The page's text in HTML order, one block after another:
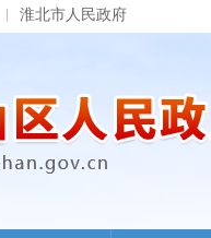
淮北市人民政府